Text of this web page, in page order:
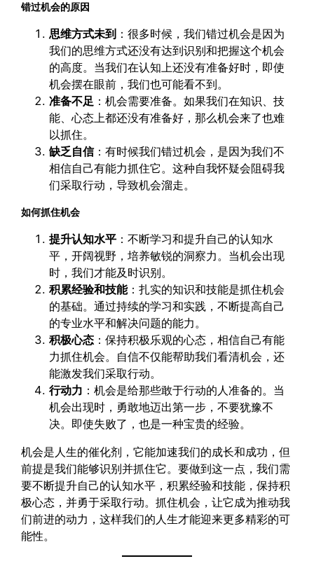
错过机会的原因
思维方式未到 ：很多时候，我们错过机会是因为
我们的思维方式还没有达到识别和把握这个机会
的高度。当我们在认知上还没有准备好时，即使
机会摆在眼前，我们也可能看不到。
准备不足 ：机会需要准备。如果我们在知识、技
能、心态上都还没有准备好，那么机会来了也难
以抓住。
缺乏自信：有时候我们错过机会，是因为我们不
相信自己有能力抓住它。这种自我怀疑会阻碍我
们采取行动，导致机会溜走。
如何抓住机会
提升认知水平 ：不断学习和提升自己的认知水
平，开阔视野，培养敏锐的洞察力。当机会出现
时，我们才能及时识别。
积累经验和技能：扎实的知识和技能是抓住机会
的基础。通过持续的学习和实践，不断提高自己
的专业水平和解决问题的能力。
积极心态 ：保持积极乐观的心态，相信自己有能
力抓住机会。自信不仅能帮助我们看清机会，还
能激发我们采取行动。
行动力 ：机会是给那些敢于行动的人准备的。当
机会出现时，勇敢地迈出第一步，不要犹豫不
决。即使失败了，也是一种宝贵的经验。
机会是人生的催化剂，它能加速我们的成长和成功，但
前提是我们能够识别并抓住它。要做到这一点，我们需
要不断提升自己的认知水平，积累经验和技能，保持积
极心态，并勇于采取行动。抓住机会，让它成为推动我
们前进的动力，这样我们的人生才能迎来更多精彩的可
能性。